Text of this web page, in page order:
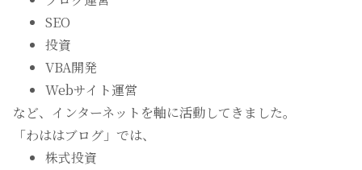
SEO
投資
VBA開発
Webサイト運営
など、インターネットを軸に活動してきました。
「わははブログ」では、
株式投資